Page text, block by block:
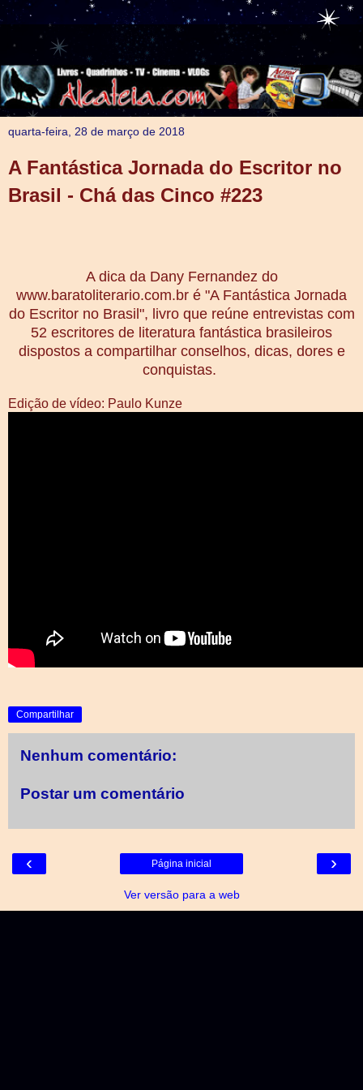
quarta-feira, 28 de março de 2018
A Fantástica Jornada do Escritor no
Brasil - Chá das Cinco #223
A dica da Dany Fernandez do
www.baratoliterario.com.br é "A Fantástica Jornada
do Escritor no Brasil", livro que reúne entrevistas com
52 escritores de literatura fantástica brasileiros
dispostos a compartilhar conselhos, dicas, dores e
conquistas.
Edição de vídeo: Paulo Kunze
Compartilhar
Nenhum comentário:
Postar um comentário
‹ ›
Página inicial
Ver versão para a web